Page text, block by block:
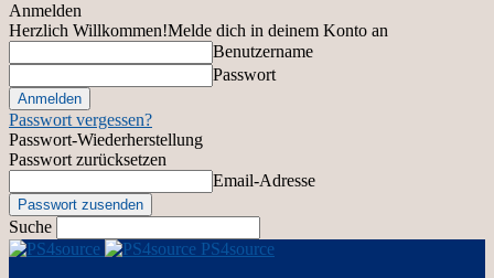
Anmelden
Herzlich Willkommen!Melde dich in deinem Konto an
Benutzername
Passwort
Passwort vergessen?
Passwort-Wiederherstellung
Passwort zurücksetzen
Email-Adresse
Suche
PS4source